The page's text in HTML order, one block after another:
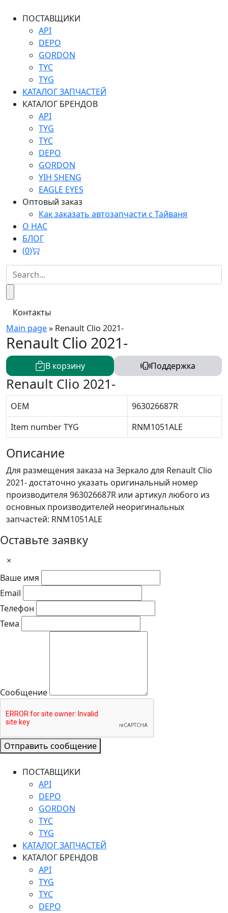
ПОСТАВЩИКИ
API
DEPO
GORDON
TYC
TYG
КАТАЛОГ ЗАПЧАСТЕЙ
КАТАЛОГ БРЕНДОВ
API
TYG
TYC
DEPO
GORDON
YIH SHENG
EAGLE EYES
Оптовый заказ
Как заказать автозапчасти с Тайваня
О НАС
БЛОГ
(0)
Контакты
Main page» Renault Clio 2021-
Renault Clio 2021-
В корзину Поддержка
Renault Clio 2021-
OEM
963026687R
Item number TYG
RNM1051ALE
Описание
Для размещения заказа на Зеркало для Renault Clio
2021- достаточно указать оригинальный номер
производителя 963026687R или артикул любого из
основных производителей неоригинальных
запчастей: RNM1051ALE
Оставьте заявку
×
Ваше имя
Email
Телефон
Тема
Сообщение
Отправить сообщение
ПОСТАВЩИКИ
API
DEPO
GORDON
TYC
TYG
КАТАЛОГ ЗАПЧАСТЕЙ
КАТАЛОГ БРЕНДОВ
API
TYG
TYC
DEPO